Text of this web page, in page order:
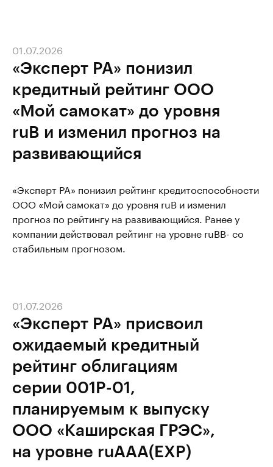
«Эксперт РА» понизил
кредитный рейтинг ООО
«Мой самокат» до уровня
ruB и изменил прогноз на
развивающийся
01.07.2026
«Эксперт РА» понизил рейтинг кредитоспособности
ООО «Мой самокат» до уровня ruB и изменил
прогноз по рейтингу на развивающийся. Ранее у
компании действовал рейтинг на уровне ruBB- со
стабильным прогнозом.
«Эксперт РА» присвоил
ожидаемый кредитный
рейтинг облигациям
серии 001P-01,
планируемым к выпуску
ООО «Каширская ГРЭС»,
на уровне ruAAA(EXP)
01.07.2026